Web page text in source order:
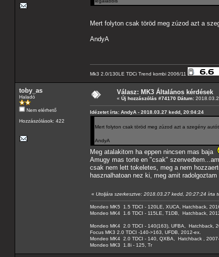
Mert folyton csak töröd meg zúzod azt a
AndyA
Mk3 2.0/130LE TDCi Trend kombi 2006/11
toby_as
Haladó
Nem elérhető
Hozzászólások: 422
Válasz: MK3 Általános kérdések
« Új hozzászólás #74170 Dátum:
Idézetet írta: AndyA - 2018.03.27 kedd, 20:04:24
Mert folyton csak töröd meg zúzod azt a szegény
AndyA
Meg atalakitom ha eppen nincsen mas baja
Amugy mas torte en "csak"
csak nem lett tokeletes, meg a nem
hasznalhatoan nez ki, meg amit
« Utoljára szerkesztve: 2018.03.27 kedd, 20:27:24 írta
Mondeo MK5 1.5 TDCI - 120LE, XUCA, Hatchback,
Mondeo MK4 1.6 TDCI - 115LE, T1DB, Hatchback,
Mondeo MK4 2.0 TDCI - 140(163), UFBA, Hatchback,
Focus MK3 2.0 TDCI -140->163, UFDB, 2012-ex.
Mondeo MK4 2.0 TDCI - 140, QXBA, Hatchback ,
Mondeo MK3 1.8i - 125, Tr